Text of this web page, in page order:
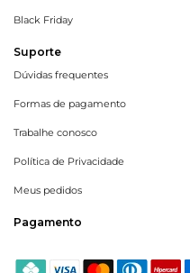
Black Friday
Suporte
Dúvidas frequentes
Formas de pagamento
Trabalhe conosco
Política de Privacidade
Meus pedidos
Pagamento